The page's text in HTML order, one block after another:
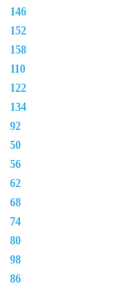
146
152
158
110
122
134
92
50
56
62
68
74
80
98
86